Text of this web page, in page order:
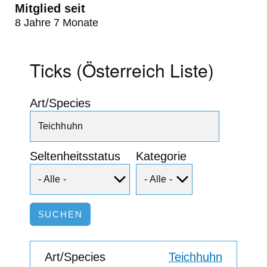
Mitglied seit
8 Jahre 7 Monate
Ticks (Österreich Liste)
Art/Species
Seltenheitsstatus Kategorie
Teichhuhn